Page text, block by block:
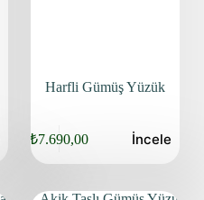
Harfli Gümüş Yüzük
₺7.690,00 İncele